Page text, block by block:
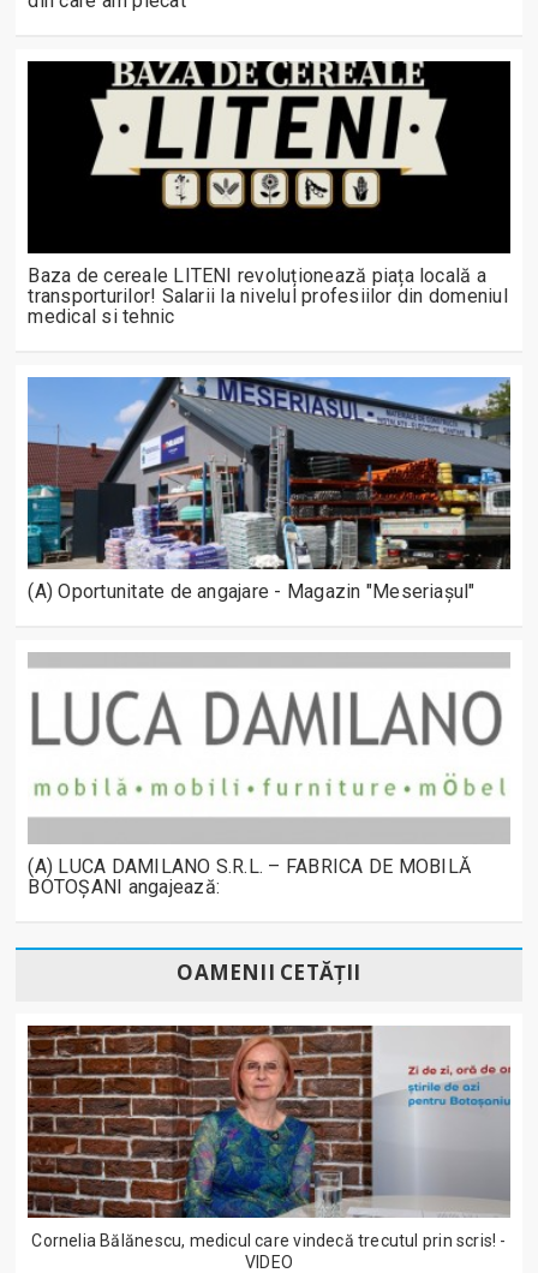
Baza de cereale LITENI revoluționează piața locală a
transporturilor! Salarii la nivelul profesiilor din domeniul
medical si tehnic
(A) Oportunitate de angajare - Magazin "Meseriașul"
(A) LUCA DAMILANO S.R.L. – FABRICA DE MOBILĂ
BOTOȘANI angajează:
OAMENII CETĂȚII
Cornelia Bălănescu, medicul care vindecă trecutul prin scris! -
VIDEO